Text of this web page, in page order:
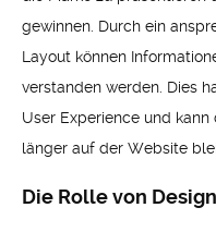
gewinnen. Durch ein
Layout können
verstanden werden. Dies
User Experience und
länger auf der Website
Die Rolle von